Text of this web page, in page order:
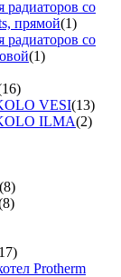
со
прямой(1)
со
(1)
VESI(13)
ILMA(2)
(8)
Protherm